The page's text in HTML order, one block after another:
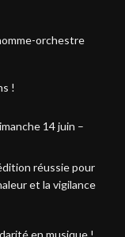
orchestre
!
14 juin –
réussie pour
et la vigilance
en musique !